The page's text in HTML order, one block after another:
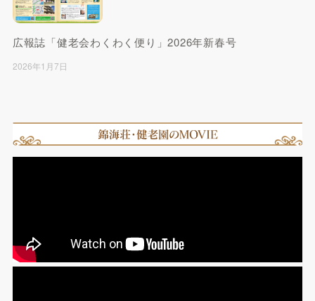
広報誌「健老会わくわく便り」2026年新春号
2026年1月7日